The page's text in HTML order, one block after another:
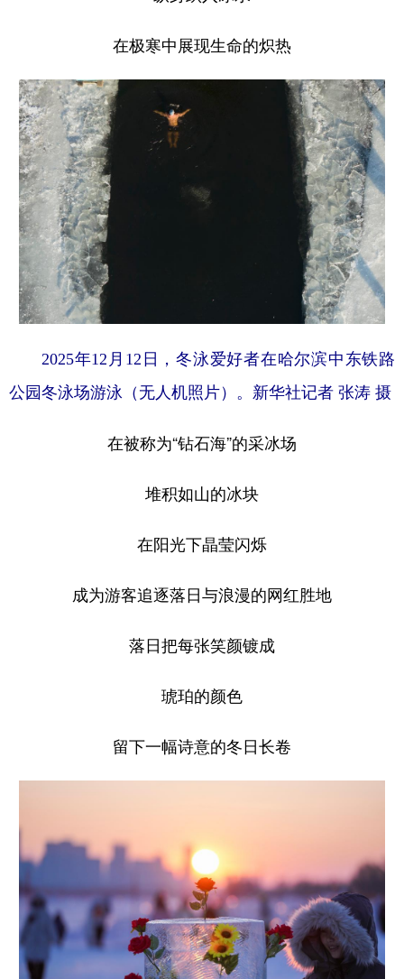
在极寒中展现生命的炽热
2025年12月12日，冬泳爱好者在哈尔滨中东铁路
公园冬泳场游泳（无人机照片）。新华社记者 张涛 摄
在被称为“钻石海”的采冰场
堆积如山的冰块
在阳光下晶莹闪烁
成为游客追逐落日与浪漫的网红胜地
落日把每张笑颜镀成
琥珀的颜色
留下一幅诗意的冬日长卷